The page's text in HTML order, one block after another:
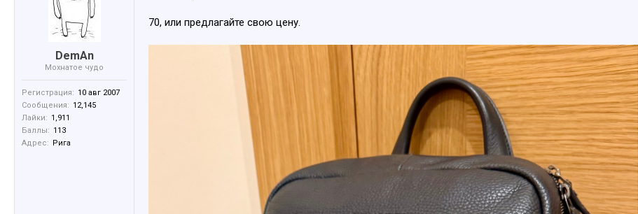
DemAn
Мохнатое чудо
Регистрация: 10 авг 2007
Сообщения: 12,145
Лайки: 1,911
Баллы: 113
Адрес: Рига
70, или предлагайте свою цену.